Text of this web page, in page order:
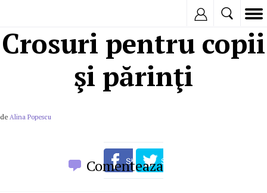
Crosuri pentru copii
şi părinţi
de Alina Popescu
Comenteaza